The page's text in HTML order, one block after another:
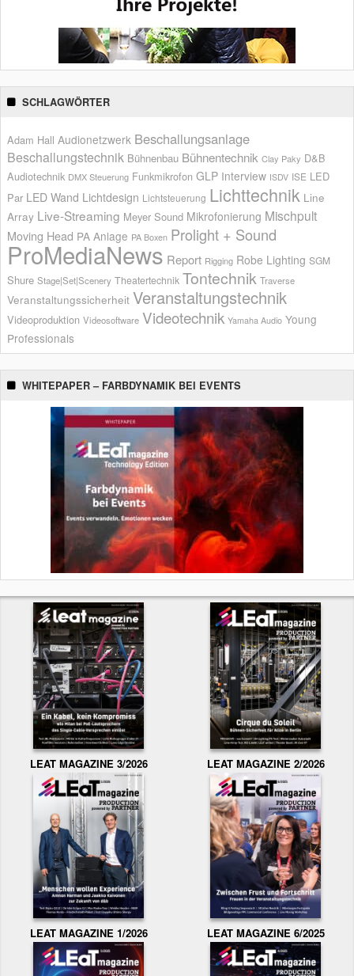
SCHLAGWÖRTER
Adam Hall Audionetzwerk Beschallungsanlage
Beschallungstechnik Bühnenbau Bühnentechnik Clay Paky D&B
Audiotechnik DMX Steuerung Funkmikrofon GLP Interview ISDV ISE LED
Par LED Wand Lichtdesign Lichtsteuerung Lichttechnik Line
Array Live-Streaming Meyer Sound Mikrofonierung Mischpult
Moving Head PA Anlage PA Boxen Prolight + Sound
ProMediaNews Report Rigging Robe Lighting SGM
Shure Stage|Set|Scenery Theatertechnik Tontechnik Traverse
Veranstaltungssicherheit Veranstaltungstechnik
Videoproduktion Videosoftware Videotechnik Yamaha Audio Young
Professionals
WHITEPAPER – FARBDYNAMIK BEI EVENTS
LEAT MAGAZINE 3/2026 LEAT MAGAZINE 2/2026
LEAT MAGAZINE 1/2026 LEAT MAGAZINE 6/2025